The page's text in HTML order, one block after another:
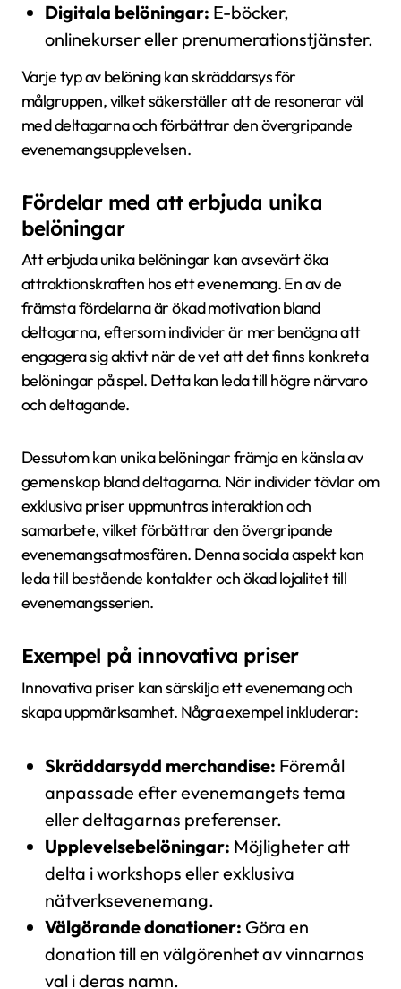
Digitala belöningar: E-böcker,
onlinekurser eller prenumerationstjänster.
Varje typ av belöning kan skräddarsys för
målgruppen, vilket säkerställer att de resonerar väl
med deltagarna och förbättrar den övergripande
evenemangsupplevelsen.
Fördelar med att erbjuda unika
belöningar
Att erbjuda unika belöningar kan avsevärt öka
attraktionskraften hos ett evenemang. En av de
främsta fördelarna är ökad motivation bland
deltagarna, eftersom individer är mer benägna att
engagera sig aktivt när de vet att det finns konkreta
belöningar på spel. Detta kan leda till högre närvaro
och deltagande.
Dessutom kan unika belöningar främja en känsla av
gemenskap bland deltagarna. När individer tävlar om
exklusiva priser uppmuntras interaktion och
samarbete, vilket förbättrar den övergripande
evenemangsatmosfären. Denna sociala aspekt kan
leda till bestående kontakter och ökad lojalitet till
evenemangsserien.
Exempel på innovativa priser
Innovativa priser kan särskilja ett evenemang och
skapa uppmärksamhet. Några exempel inkluderar:
Skräddarsydd merchandise: Föremål
anpassade efter evenemangets tema
eller deltagarnas preferenser.
Upplevelsebelöningar: Möjligheter att
delta i workshops eller exklusiva
nätverksevenemang.
Välgörande donationer: Göra en
donation till en välgörenhet av vinnarnas
val i deras namn.